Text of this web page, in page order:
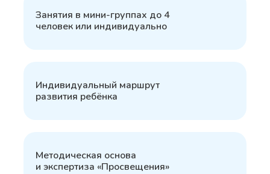
Занятия в мини-группах до 4
человек или индивидуально
Индивидуальный маршрут
развития ребёнка
Методическая основа
и экспертиза «Просвещения»